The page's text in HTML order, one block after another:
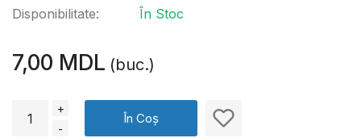
Disponibilitate:
În Stoc
7,00 MDL (buc.)
+
-
În Coș